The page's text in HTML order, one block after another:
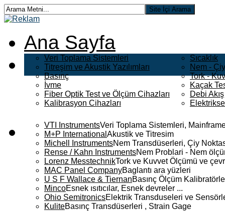
Ana Sayfa
Veri Toplama Sistemleri
Titreşim ve Akustik Yazılımları
Basınç
İvme
Fiber Optik Test ve Ölçüm Cihazları
Kalibrasyon Cihazları
Sıcaklık
Nem -
Tork -
Kaçak
Debi Akış
VTI InstrumentsVeri Toplama Sistemleri,
M+P International Akustik ve Titresim
Michell InstrumentsNem Transdüserleri, Çiy
Rense / Kahn InstrumentsNem Problari - Nem
Lorenz MesstechnikTork ve Kuvvet Ölçümü ve
MAC Panel CompanyBaglantı ara yüzleri
U S F Wallace & TiernanBasınç Ölçüm
MincoEsnek ısıtıcılar, Esnek devreler ...
Ohio SemitronicsElektrik Transduseleri ve
KuliteBasınç Transdüserleri , Strain Gage